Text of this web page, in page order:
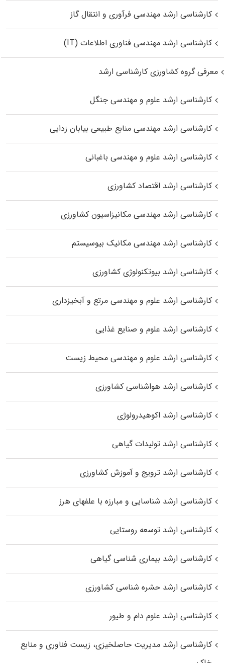
کارشناسی ارشد مهندسی فرآوری و انتقال گاز
کارشناسی ارشد مهندسی فناوری اطلاعات (IT)
معرفی گروه کشاورزی کارشناسی ارشد
کارشناسی ارشد علوم و مهندسی جنگل
کارشناسی ارشد مهندسی منابع طبیعی بیابان زدایی
کارشناسی ارشد علوم و مهندسی باغبانی
کارشناسی ارشد اقتصاد کشاورزی
کارشناسی ارشد مهندسی مکانیزاسیون کشاورزی
کارشناسی ارشد مهندسی مکانیک بیوسیستم
کارشناسی ارشد بیوتکنولوژی کشاورزی
کارشناسی ارشد علوم و مهندسی مرتع و آبخیزداری
کارشناسی ارشد علوم و صنایع غذایی
کارشناسی ارشد علوم و مهندسی محیط زیست
کارشناسی ارشد هواشناسی کشاورزی
کارشناسی ارشد اکوهیدرولوژی
کارشناسی ارشد تولیدات گیاهی
کارشناسی ارشد ترویج و آموزش کشاورزی
کارشناسی ارشد شناسایی و مبارزه با علفهای هرز
کارشناسی ارشد توسعه روستایی
کارشناسی ارشد بیماری‌ شناسی گیاهی
کارشناسی ارشد حشره‌ شناسی کشاورزی
کارشناسی ارشد علوم دام و طیور
کارشناسی ارشد مدیریت حاصلخیزی، زیست فناوری و منابع